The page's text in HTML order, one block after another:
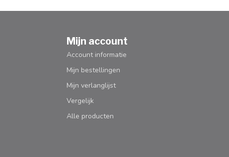
Mijn account
Account informatie
Mijn bestellingen
Mijn verlanglijst
Vergelijk
Alle producten